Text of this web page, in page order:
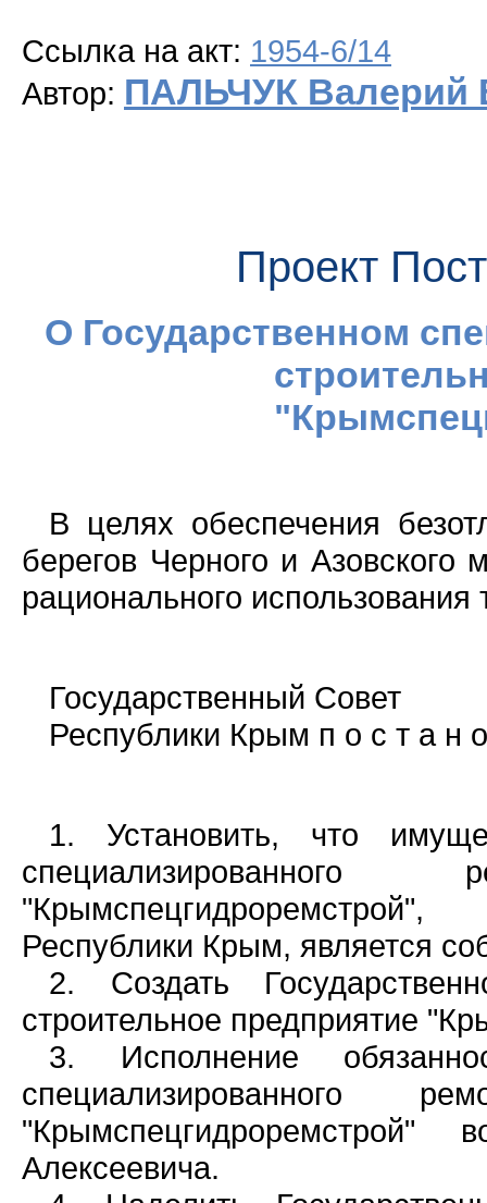
Ссылка на акт: 1954-6/14
Автор: ПАЛЬЧУК Валерий
Проект
О Государственном
В целях обеспечения
берегов Черного и Азовского
рационального использования
Государственный Совет
Республики Крым п о с т а н
1. Установить, что
специализированного
Республики Крым, является
2. Создать
строительное предприятие
3. Исполнение
специализированного
Алексеевича.